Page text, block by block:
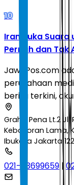
10
Iran Buka
Pernah dan Tak
JawaPos.com
perusahaan
berita terkini,
Graha Pena Lt.2 Jl.
Kebayoran Lama,
Ibukota Jakarta
021-53699659 |